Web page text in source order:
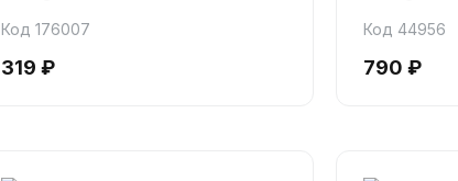
Код 176007
319 ₽
Код 44956
790 ₽